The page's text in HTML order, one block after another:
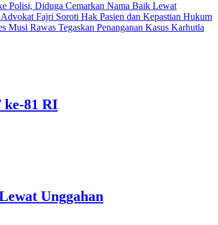
Polisi, Diduga Cemarkan Nama Baik Lewat
Fajri Soroti Hak Pasien dan Kepastian Hukum
Musi Rawas Tegaskan Penanganan Kasus Karhutla
ke-81 RI
Unggahan